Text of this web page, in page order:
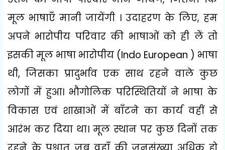
मूल भाषाएँ मानी जायेंगी । उदाहरण के लिए, हम
अपने भारोपीय परिवार की भाषाओं को ही लें तो
इसकी मूल भाषा भारोपीय (Indo European ) भाषा
थी,जिसका प्रादुर्भाव एक साथ रहने वाले कुछ
लोगों में हुआ। भौगोलिक परिस्थितियों ने भाषा के
विकास एवं शाखाओं में बाँटने का कार्य वहीं से
आरंभ कर दिया था। मूल स्थान पर कुछ दिनों तक